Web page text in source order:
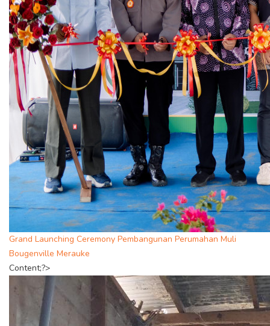
Grand Launching Ceremony Pembangunan Perumahan Muli
Bougenville Merauke
Content;?>